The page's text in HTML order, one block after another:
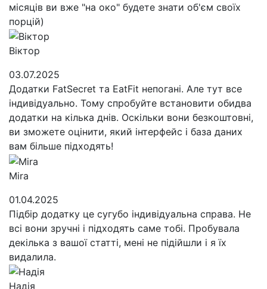
місяців ви вже "на око" будете знати об'єм своїх
порцій)
Віктор
03.07.2025
Додатки FatSecret та EatFit непогані. Але тут все
індивідуально. Тому спробуйте встановити обидва
додатки на кілька днів. Оскільки вони безкоштовні,
ви зможете оцінити, який інтерфейс і база даних
вам більше підходять!
Mira
01.04.2025
Підбір додатку це сугубо індивідуальна справа. Не
всі вони зручні і підходять саме тобі. Пробувала
декілька з вашої статті, мені не підійшли і я їх
видалила.
Надія